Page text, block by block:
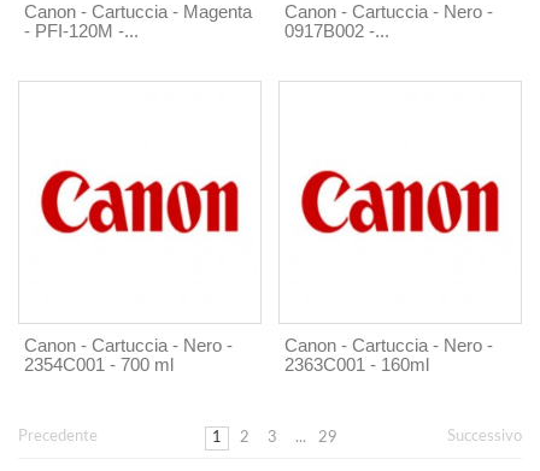
Canon - Cartuccia - Magenta
- PFI-120M -...
Canon - Cartuccia - Nero -
0917B002 -...
Canon - Cartuccia - Nero -
2354C001 - 700 ml
Canon - Cartuccia - Nero -
2363C001 - 160ml
Precedente 1 2 3 ... 29 Successivo